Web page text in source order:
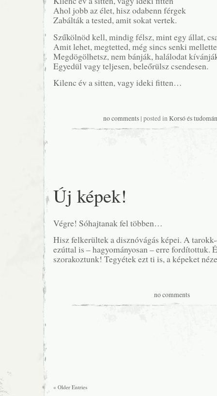
Ahol jobb az élet, hisz odabenn férgek
Zabálták a tested, amit sokat vertek.
Szűkölnöd kell, mindig félsz, mint egy állat,
Amit lehet, megtetted, még sincs senki
Megdögölhetsz, nem bánják, halálodat
Egyedül vagy teljesen, beleőrülsz csendesen.
Kilenc év a sitten, vagy ideki fitten…
no comments | posted in Korsó és
Új képek!
Végre! Sóhajtanak fel többen…
Hisz felkerültek a disznóvágás képei. A
ezúttal is – hagyományosan – erre fordítottuk.
szorakoztunk! Tegyétek ezt ti is, a képeket
no comments
« Older Entries